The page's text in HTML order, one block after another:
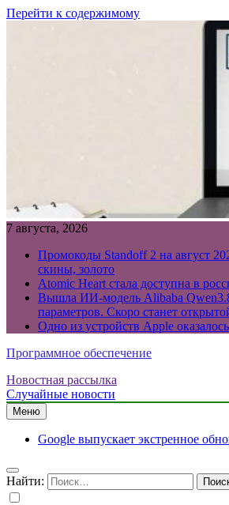
Перейти к содержимому
7 августа, 2026
Промокоды Standoff 2 на август
скины, золото
Atomic Heart стала доступна в
Вышла ИИ-модель Alibaba
параметров. Скоро станет
Одно из устройств Apple
Программное обеспечение
Новостная рассылка
Случайные новости
Меню
Google выпускает экстренное
Найти: